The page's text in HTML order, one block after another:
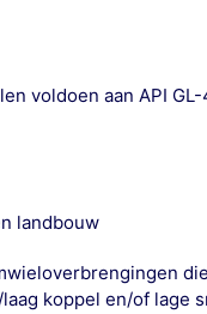
voldoen aan API GL-
landbouw
koppel en/of lage